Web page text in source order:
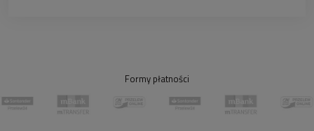
Formy płatności